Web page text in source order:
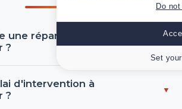
une réparation de toiture à
?
et de l'étendue des dégâts. Une
(remplacement de quelques tuiles)
d'intervention à
?
Do
Set